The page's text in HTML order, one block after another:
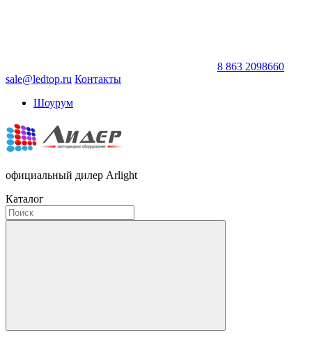
8 863 2098660
sale@ledtop.ru Контакты
Шоурум
официальный дилер Arlight
Каталог